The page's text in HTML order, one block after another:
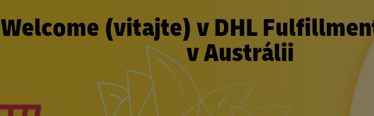
Welcome (vitajte) v DHL
v Austrálii